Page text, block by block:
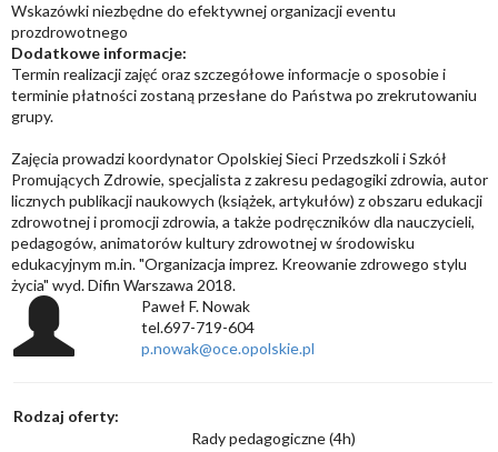
Wskazówki niezbędne do efektywnej organizacji eventu
prozdrowotnego
Dodatkowe informacje:
Termin realizacji zajęć oraz szczegółowe informacje o sposobie i
terminie płatności zostaną przesłane do Państwa po zrekrutowaniu
grupy.
Zajęcia prowadzi koordynator Opolskiej Sieci Przedszkoli i Szkół
Promujących Zdrowie, specjalista z zakresu pedagogiki zdrowia, autor
licznych publikacji naukowych (książek, artykułów) z obszaru edukacji
zdrowotnej i promocji zdrowia, a także podręczników dla nauczycieli,
pedagogów, animatorów kultury zdrowotnej w środowisku
edukacyjnym m.in. "Organizacja imprez. Kreowanie zdrowego stylu
życia" wyd. Difin Warszawa 2018.
Paweł F. Nowak
tel.697-719-604
p.nowak@oce.opolskie.pl
Rodzaj oferty:
Rady pedagogiczne (4h)